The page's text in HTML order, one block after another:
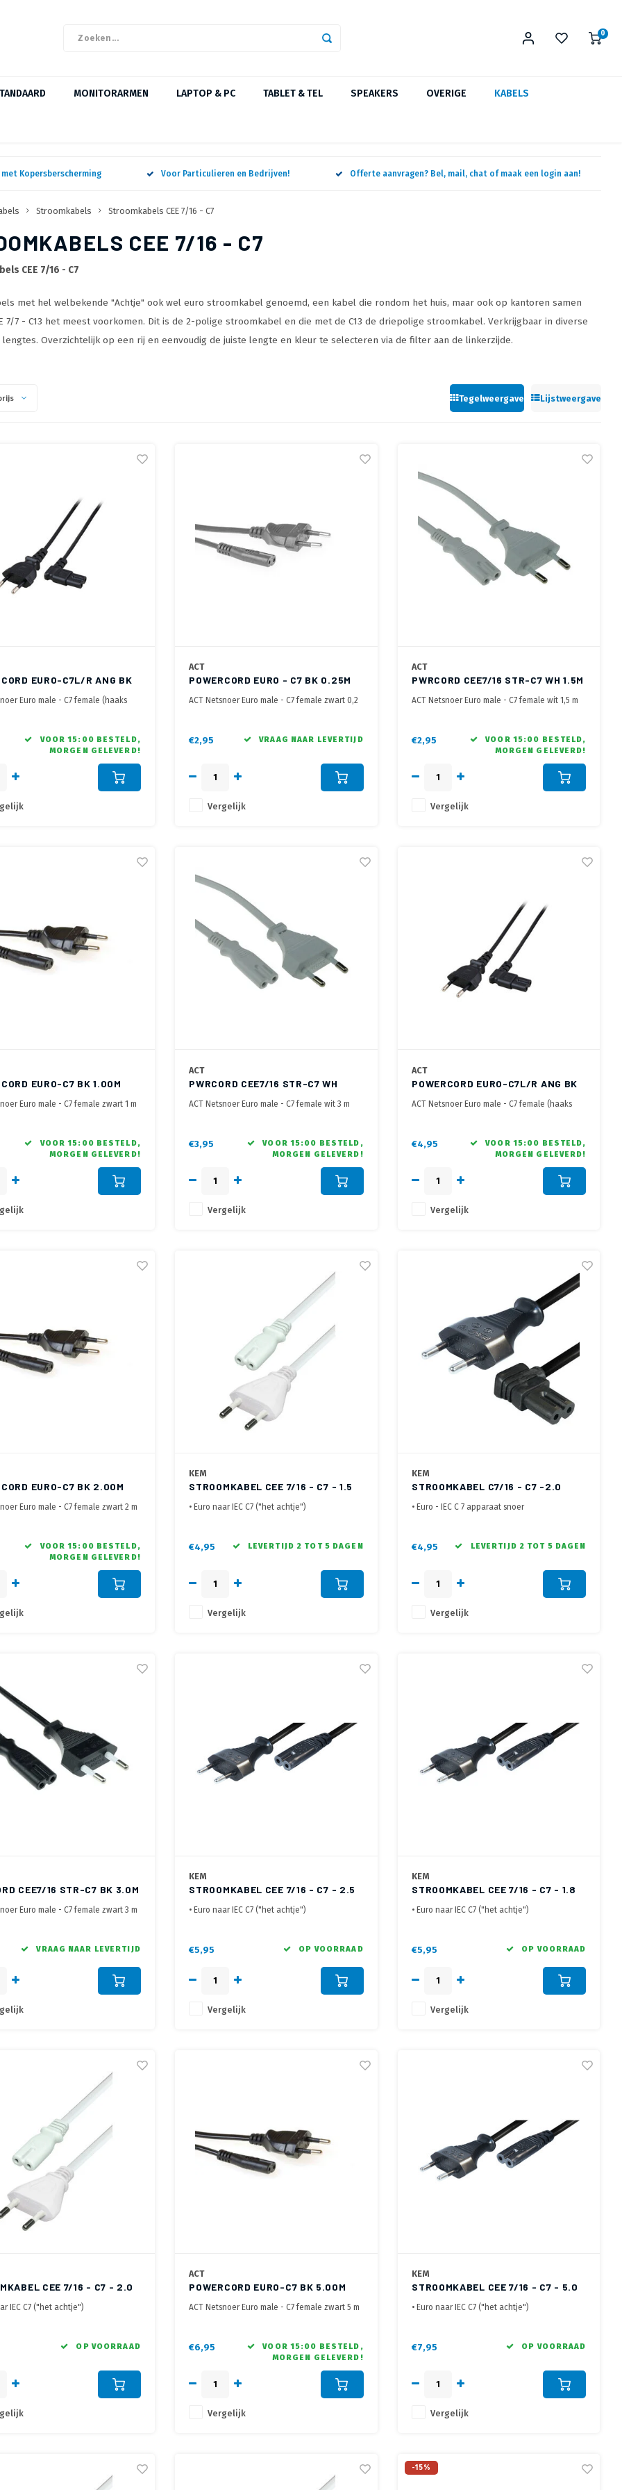
0
MONITORARMEN LAPTOP & PC TABLET & TEL SPEAKERS OVERIGE KABELS
Kopersberscherming Voor Particulieren en Bedrijven! Offerte aanvragen? Bel, mail, chat of maak een login aan!
Stroomkabels Stroomkabels CEE 7/16 - C7
CEE 7/16 - C7
CEE 7/16 - C7
met hel welbekende "Achtje" ook wel euro stroomkabel genoemd, een kabel die rondom het huis, maar ook op kantoren samen
7/7 - C13 het meest voorkomen. Dit is de 2-polige stroomkabel en die met de C13 de driepolige stroomkabel. Verkrijgbaar in diverse
Overzichtelijk op een rij en eenvoudig de juiste lengte en kleur te selecteren via de filter aan de linkerzijde.
Tegelweergave Lijstweergave
EURO-C7L/R ANG BK
Euro male - C7 female (haaks
VOOR 15:00 BESTELD,
MORGEN GELEVERD!
ACT
POWERCORD EURO - C7 BK 0.25M
ACT Netsnoer Euro male - C7 female zwart 0,2
€2,95 VRAAG NAAR LEVERTIJD
Vergelijk
ACT
PWRCORD CEE7/16 STR-C7 WH 1.5M
ACT Netsnoer Euro male - C7 female wit 1,5 m
€2,95
VOOR 15:00 BESTELD,
MORGEN GELEVERD!
Vergelijk
EURO-C7 BK 1.00M
Euro male - C7 female zwart 1 m
VOOR 15:00 BESTELD,
MORGEN GELEVERD!
ACT
PWRCORD CEE7/16 STR-C7 WH
3.0M
ACT Netsnoer Euro male - C7 female wit 3 m
€3,95
VOOR 15:00 BESTELD,
MORGEN GELEVERD!
Vergelijk
ACT
POWERCORD EURO-C7L/R ANG BK
3M
ACT Netsnoer Euro male - C7 female (haaks
€4,95
VOOR 15:00 BESTELD,
MORGEN GELEVERD!
Vergelijk
EURO-C7 BK 2.00M
Euro male - C7 female zwart 2 m
VOOR 15:00 BESTELD,
MORGEN GELEVERD!
KEM
STROOMKABEL CEE 7/16 - C7 - 1.5
METER
• Euro naar IEC C7 ("het achtje")
€4,95 LEVERTIJD 2 TOT 5 DAGEN
Vergelijk
KEM
STROOMKABEL C7/16 - C7 -2.0
METER
• Euro - IEC C 7 apparaat snoer
€4,95 LEVERTIJD 2 TOT 5 DAGEN
Vergelijk
CEE7/16 STR-C7 BK 3.0M
Euro male - C7 female zwart 3 m
VRAAG NAAR LEVERTIJD
KEM
STROOMKABEL CEE 7/16 - C7 - 2.5
METER
• Euro naar IEC C7 ("het achtje")
€5,95 OP VOORRAAD
Vergelijk
KEM
STROOMKABEL CEE 7/16 - C7 - 1.8
METER
• Euro naar IEC C7 ("het achtje")
€5,95 OP VOORRAAD
Vergelijk
CEE 7/16 - C7 - 2.0
IEC C7 ("het achtje")
OP VOORRAAD
ACT
POWERCORD EURO-C7 BK 5.00M
ACT Netsnoer Euro male - C7 female zwart 5 m
€6,95
VOOR 15:00 BESTELD,
MORGEN GELEVERD!
Vergelijk
KEM
STROOMKABEL CEE 7/16 - C7 - 5.0
METER
• Euro naar IEC C7 ("het achtje")
€7,95 OP VOORRAAD
Vergelijk
-15%